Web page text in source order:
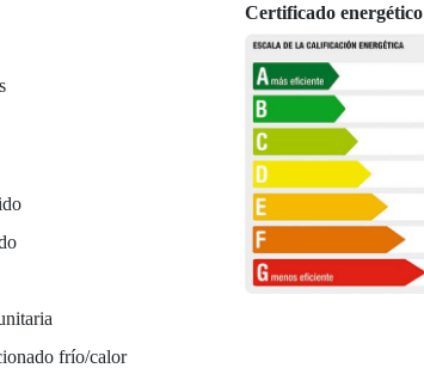
frío/calor
Certificado energético